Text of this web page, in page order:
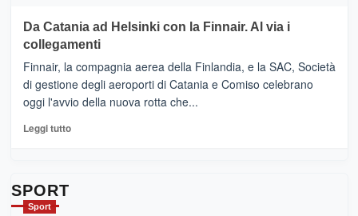
tappe
dell’enoturismo
RANDAZZO
–
Ci
siamo
quasi….
pronti
per
Da Catania ad Helsinki con la Finnair. Al via i
collegamenti
Finnair, la compagnia aerea della Finlandia, e la SAC, Società
di gestione degli aeroporti di Catania e Comiso celebrano
oggi l'avvio della nuova rotta che...
Leggi tuttoLeggi
SPORT
Sport